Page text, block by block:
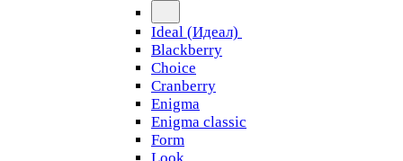
Ideal (Идеал)
Blackberry
Choice
Cranberry
Enigma
Enigma classic
Form